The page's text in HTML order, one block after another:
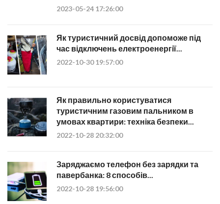
2023-05-24 17:26:00
Як туристичний досвід допоможе під
час відключень електроенергії...
2022-10-30 19:57:00
Як правильно користуватися
туристичним газовим пальником в
умовах квартири: техніка безпеки...
2022-10-28 20:32:00
Заряджаємо телефон без зарядки та
павербанка: 8 способів...
2022-10-28 19:56:00